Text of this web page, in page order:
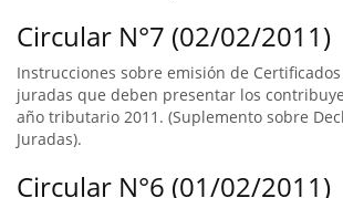
Circular N°7 (02/02/2011)
Instrucciones sobre emisión de
juradas que deben presentar los
año tributario 2011. (Suplemento sobre
Juradas).
Circular N°6 (01/02/2011)